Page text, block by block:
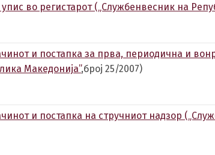
во регистарот („Службенвесник на
и постапка за прва, периодична и
Македонија”,број 25/2007)
и постапка на стручниот надзор